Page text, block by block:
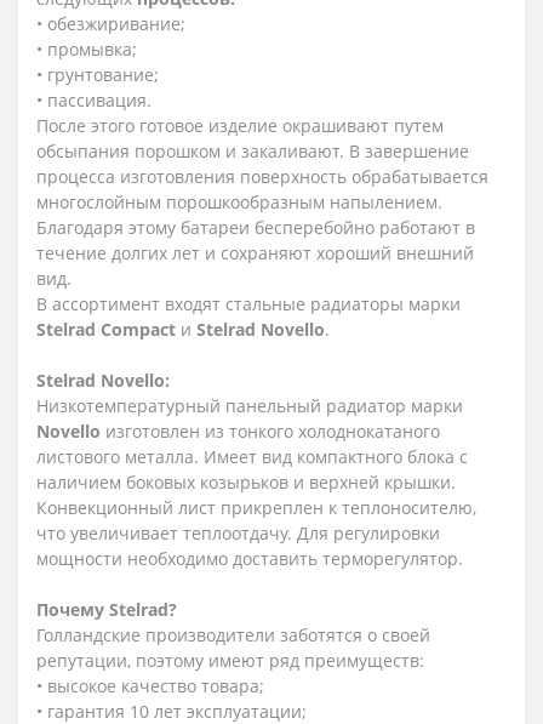
• обезжиривание;
• промывка;
• грунтование;
• пассивация.
После этого готовое изделие окрашивают путем
обсыпания порошком и закаливают. В завершение
процесса изготовления поверхность обрабатывается
многослойным порошкообразным напылением.
Благодаря этому батареи бесперебойно работают в
течение долгих лет и сохраняют хороший внешний
вид.
В ассортимент входят стальные радиаторы марки
Stelrad Compact и Stelrad Novello.
Stelrad Novello:
Низкотемпературный панельный радиатор марки
Novello изготовлен из тонкого холоднокатаного
листового металла. Имеет вид компактного блока с
наличием боковых козырьков и верхней крышки.
Конвекционный лист прикреплен к теплоносителю,
что увеличивает теплоотдачу. Для регулировки
мощности необходимо доставить терморегулятор.
Почему Stelrad?
Голландские производители заботятся о своей
репутации, поэтому имеют ряд преимуществ:
• высокое качество товара;
• гарантия 10 лет эксплуатации;